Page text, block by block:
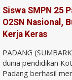
Siswa SMPN 25
O2SN Nasional,
Kerja Keras
PADANG
dunia pendidikan
Padang berhasil